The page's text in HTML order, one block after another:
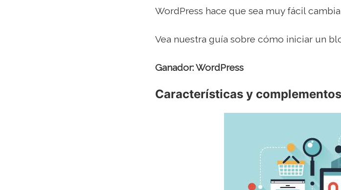
WordPress hace que sea muy fácil
Vea nuestra guía sobre cómo iniciar un
Ganador: WordPress
Características y complementos